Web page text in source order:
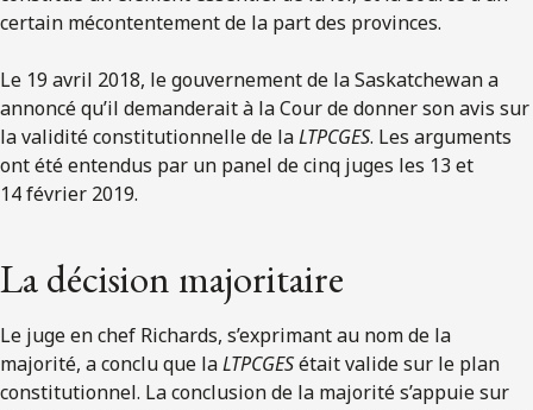
certain mécontentement de la part des provinces.
Le 19 avril 2018, le gouvernement de la Saskatchewan a
annoncé qu’il demanderait à la Cour de donner son avis sur
la validité constitutionnelle de laLTPCGES. Les arguments
ont été entendus par un panel de cinq juges les 13 et
14 février 2019.
La décision majoritaire
Le juge en chef Richards, s’exprimant au nom de la
majorité, a conclu que laLTPCGESétait valide sur le plan
constitutionnel. La conclusion de la majorité s’appuie sur